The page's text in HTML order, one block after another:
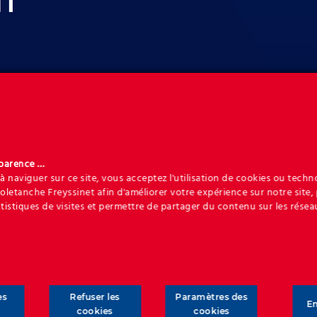
s’est forgé un niveau d’expertise et d’expérience inégalés
de remblais renforcés et de l’interaction sol-structure.
…
naviguer sur ce site, vous acceptez l'utilisation de cookies ou
Freyssinet afin d'améliorer votre expérience sur notre
de visites et permettre de partager du contenu sur les
Refuser les
cookies
Paramètres des
cookies